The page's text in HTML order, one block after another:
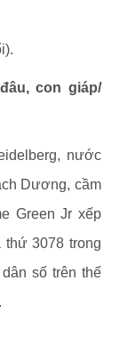
con giáp/
nước
Dương, cầm
Green Jr xếp
thứ 3078 trong
số trên thế